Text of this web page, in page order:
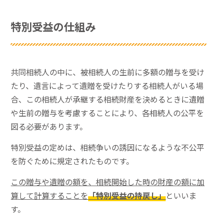
特別受益の仕組み
共同相続人の中に、被相続人の生前に多額の贈与を受け
たり、遺言によって遺贈を受けたりする相続人がいる場
合、この相続人が承継する相続財産を決めるときに遺贈
や生前の贈与を考慮することにより、各相続人の公平を
図る必要があります。
特別受益の定めは、相続争いの誘因になるような不公平
を防ぐために規定されたものです。
この贈与や遺贈の額を、相続開始した時の財産の額に加
算して計算することを「特別受益の持戻し」といいま
す。